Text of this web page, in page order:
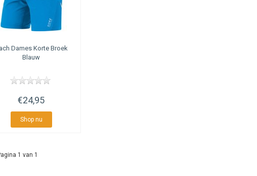
Dames Korte Broek
Blauw
€24,95
Shop nu
1 van 1